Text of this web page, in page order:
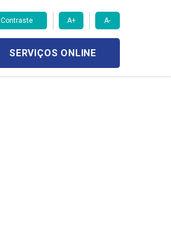
Contraste A+ A-
SERVIÇOS ONLINE